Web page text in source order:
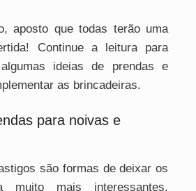
aposto que todas terão uma
Continue a leitura para
ideias de prendas e
as brincadeiras.
para noivas e
são formas de deixar os
muito mais interessantes.